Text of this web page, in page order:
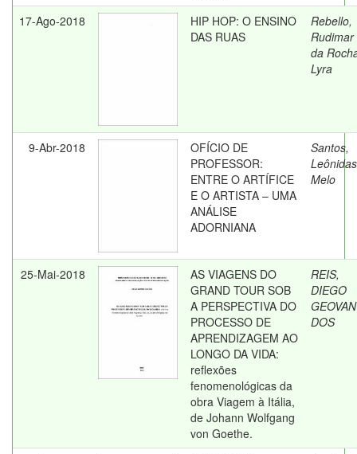
17-Ago-2018
HIP HOP: O ENSINO
DAS RUAS
Rebello,
Rudimar
da
Lyra
9-Abr-2018
OFÍCIO DE
PROFESSOR:
ENTRE O ARTÍFICE
E O ARTISTA – UMA
ANÁLISE
ADORNIANA
Santos,
Leônidas
Melo
25-Mai-2018
AS VIAGENS DO
GRAND TOUR SOB
A PERSPECTIVA DO
PROCESSO DE
APRENDIZAGEM AO
LONGO DA VIDA:
reflexões
fenomenológicas da
obra Viagem à Itália,
de Johann Wolfgang
von Goethe.
REIS,
DIEGO
GEOVAN
DOS